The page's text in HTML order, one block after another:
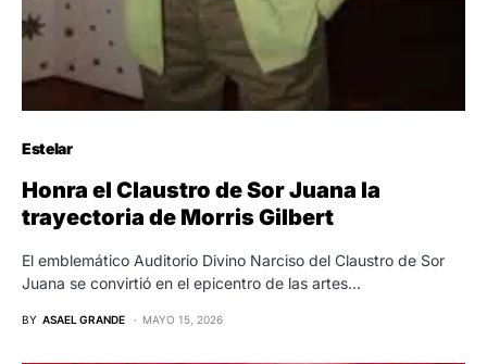
Estelar
Honra el Claustro de Sor Juana la
trayectoria de Morris Gilbert
El emblemático Auditorio Divino Narciso del Claustro de Sor
Juana se convirtió en el epicentro de las artes…
BY ASAEL GRANDE MAYO 15, 2026